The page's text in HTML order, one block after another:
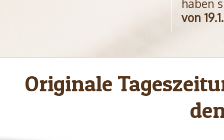
haben
von
Originale